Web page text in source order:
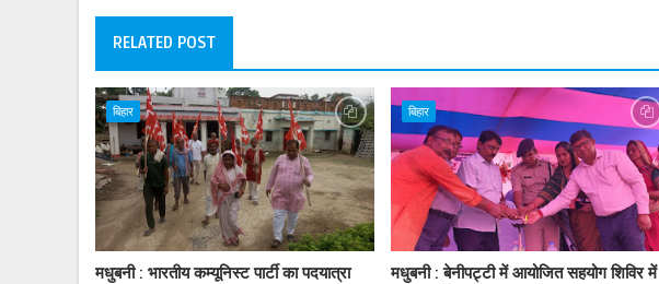
RELATED POST
बिहार
मधुबनी : भारतीय कम्यूनिस्ट पार्टी का पदयात्रा
बिहार
मधुबनी : बेनीपट्टी में आयोजित सहयोग शिविर में